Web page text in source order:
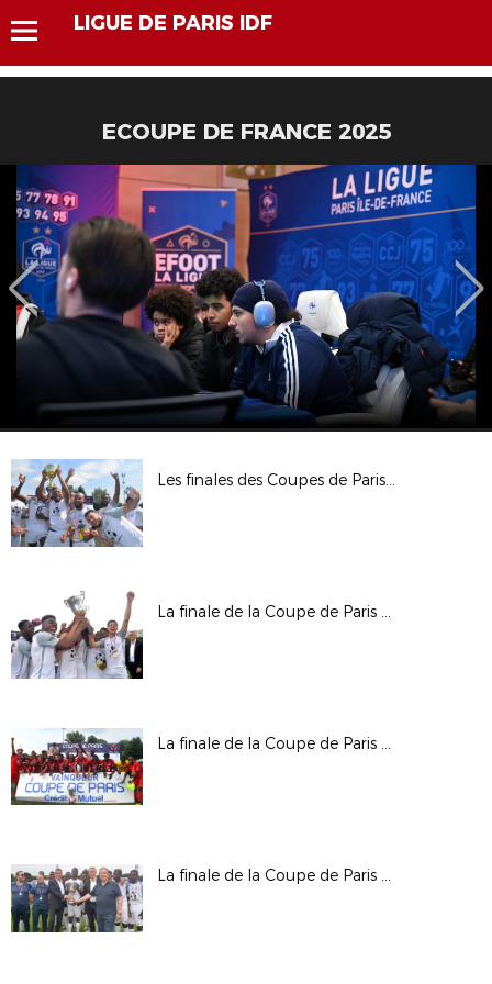
LIGUE DE PARIS IDF
ECOUPE DE FRANCE 2025
Les finales des Coupes de Paris Crédit Mutuel Coupe Valentine et Challenge NMPP
La finale de la Coupe de Paris Crédit Mutuel IDF U17 garçons
La finale de la Coupe de Paris Crédit Mutuel IDF U19 garçons
La finale de la Coupe de Paris Crédit Mutuel IDF U16 garçons